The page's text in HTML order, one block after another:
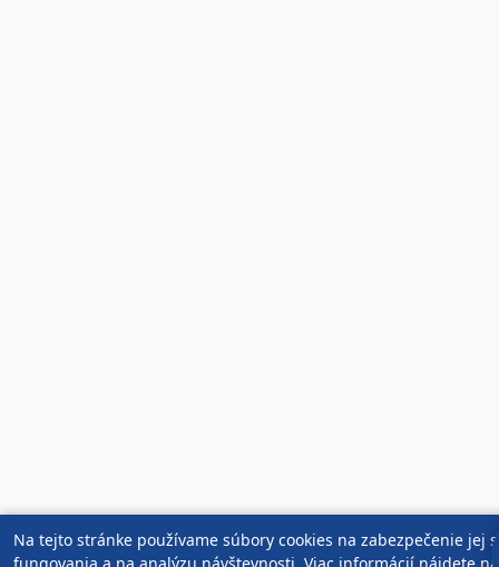
Na tejto stránke používame súbory cookies na zabezpečenie jej